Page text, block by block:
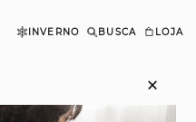
INVERNO BUSCA LOJA
×